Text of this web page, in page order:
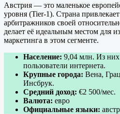
Австрия — это маленькое
уровня (Tier-1). Страна
арбитражников своей
делает её идеальным местом для
маркетинга в этом сегменте.
Население: 9,04 млн. Из
пользователи интернета.
Крупные города: Вена,
Инсбрук.
Средний доход: €2 500/мес.
Валюта: евро
Официальные языки: